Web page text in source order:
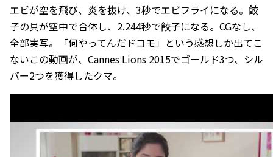
エビが空を飛び、炎を抜け、3秒でエビフライになる。餃
子の具が空中で合体し、2.244秒で餃子になる。CGなし、
全部実写。「何やってんだドコモ」という感想しか出てこ
ないこの動画が、Cannes Lions 2015でゴールド3つ、シル
バー2つを獲得したクマ。